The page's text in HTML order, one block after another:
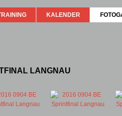
KALENDER
LANGNAU